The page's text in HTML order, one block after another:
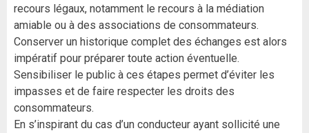
recours légaux, notamment le recours à la médiation
amiable ou à des associations de consommateurs.
Conserver un historique complet des échanges est alors
impératif pour préparer toute action éventuelle.
Sensibiliser le public à ces étapes permet d’éviter les
impasses et de faire respecter les droits des
consommateurs.
En s’inspirant du cas d’un conducteur ayant sollicité une